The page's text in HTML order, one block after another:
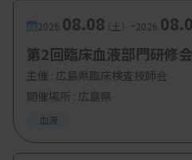
2026. 08.08（土） -2026.
第2回臨床血液部門研修会
主催 : 広島県臨床検査技師会
開催場所 : 広島県
血液